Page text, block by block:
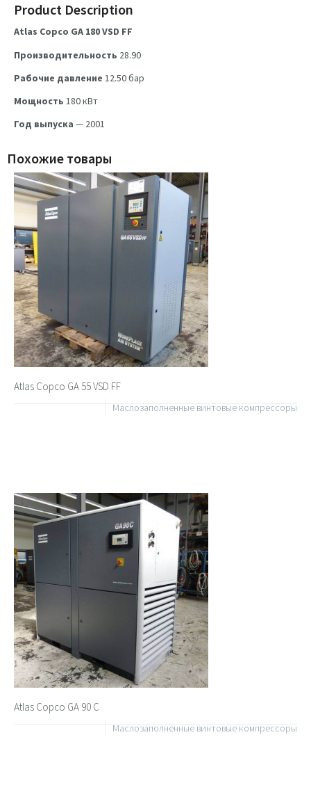
Product Description
Atlas Copco GA 180 VSD FF
Производительность 28.90
Рабочие давление 12.50бар
Мощность 180кВт
Год выпуска — 2001
Похожие товары
Atlas Copco GA 55 VSD FF
Маслозаполненные винтовые компрессоры
Atlas Copco GA 90 C
Маслозаполненные винтовые компрессоры